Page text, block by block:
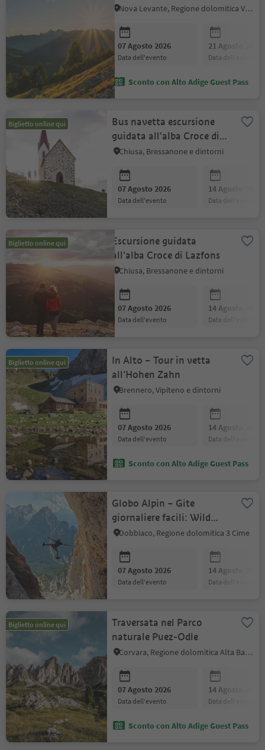
Nova Levante, Regione dolomitica Val d'Ega
07 Agosto 2026
data dell'evento
21 Agosto 2026
data dell'evento
Sconto con Alto Adige Guest Pass
Biglietto online qui
Bus navetta escursione
guidata all'alba Croce di
Lazfons
Chiusa, Bressanone e dintorni
07 Agosto 2026
data dell'evento
14 Agosto 2026
data dell'evento
Biglietto online qui
Escursione guidata
all'alba Croce di Lazfons
Chiusa, Bressanone e dintorni
07 Agosto 2026
data dell'evento
14 Agosto 2026
data dell'evento
Biglietto online qui
In Alto – Tour in vetta
all’Hohen Zahn
Brennero, Vipiteno e dintorni
07 Agosto 2026
data dell'evento
14 Agosto 2026
data dell'evento
Sconto con Alto Adige Guest Pass
Globo Alpin – Gite
giornaliere facili: Wild
Trail Dolomiti
Dobbiaco, Regione dolomitica 3 Cime
07 Agosto 2026
data dell'evento
14 Agosto 2026
data dell'evento
Biglietto online qui
Traversata nel Parco
naturale Puez-Odle
Corvara, Regione dolomitica Alta Badia
07 Agosto 2026
data dell'evento
14 Agosto 2026
data dell'evento
Sconto con Alto Adige Guest Pass